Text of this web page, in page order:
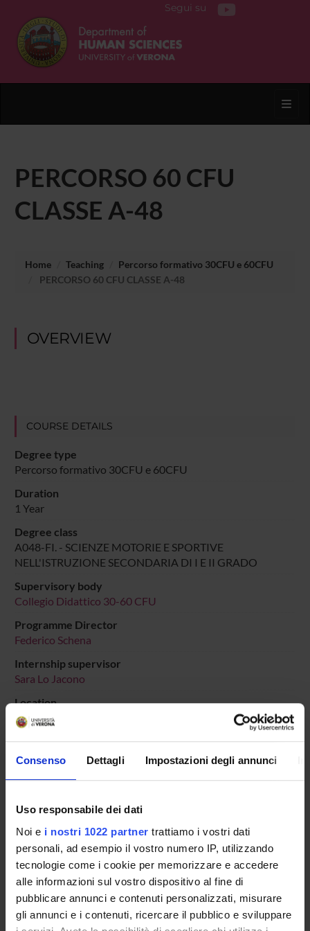
Consenso Dettagli Impostazioni degli annunci
Uso responsabile dei dati
Noi e i nostri 1022 partner trattiamo i vostri dati
personali, ad esempio il vostro numero IP, utilizzando
tecnologie come i cookie per memorizzare e accedere
alle informazioni sul vostro dispositivo al fine di
pubblicare annunci e contenuti personalizzati, misurare
gli annunci e i contenuti, ricercare il pubblico e sviluppare
Segui su
PERCORSO 60 CFU
CLASSE A-48
Home Teaching
Percorso formativo 30CFU e 60CFU
PERCORSO 60 CFU CLASSE A-48
OVERVIEW
COURSE DETAILS
Degree type
Percorso formativo 30CFU e 60CFU
Duration
1 Year
Degree class
A048-FI. - SCIENZE MOTORIE E SPORTIVE
NELL'ISTRUZIONE SECONDARIA DI I E II GRADO
Supervisory body
Collegio Didattico 30-60 CFU
Programme Director
Federico Schena
Internship supervisor
Sara Lo Jacono
Location
VERONA
Main Department
Human Sciences
Macro area
Subject area
Literature, Arts and Communication Studies
Overview